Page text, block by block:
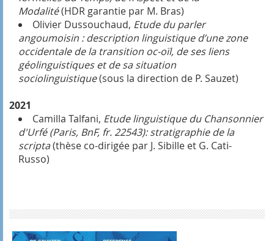
Modalité(HDR garantie par M. Bras)
Olivier Dussouchaud, Etude du parler
angoumoisin : description linguistique d’une zone
occidentale de la transition oc-oïl, de ses liens
géolinguistiques et de sa situation
sociolinguistique(sous la direction de P. Sauzet)
2021
Camilla Talfani, Etude linguistique du Chansonnier
d'Urfé (Paris, BnF, fr. 22543): stratigraphie de la
scripta(thèse co-dirigée par J. Sibille et G. Cati-
Russo)